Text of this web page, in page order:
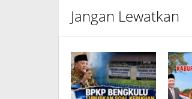
Jangan Lewatkan